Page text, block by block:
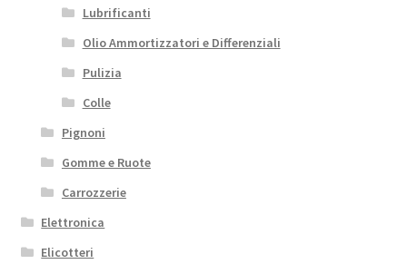
Lubrificanti
Olio Ammortizzatori e Differenziali
Pulizia
Colle
Pignoni
Gomme e Ruote
Carrozzerie
Elettronica
Elicotteri